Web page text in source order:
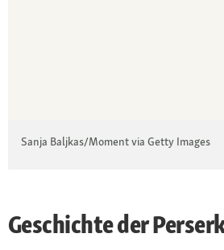
Sanja Baljkas/Moment via Getty Images
Geschichte der